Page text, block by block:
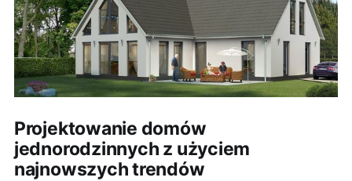
Projektowanie domów
jednorodzinnych z użyciem
najnowszych trendów